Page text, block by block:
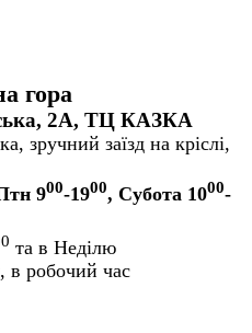
гора
2А, ТЦ КАЗКА
зручний заїзд на кріслі,
900-1900, Субота 1000-
та в Неділю
в робочий час